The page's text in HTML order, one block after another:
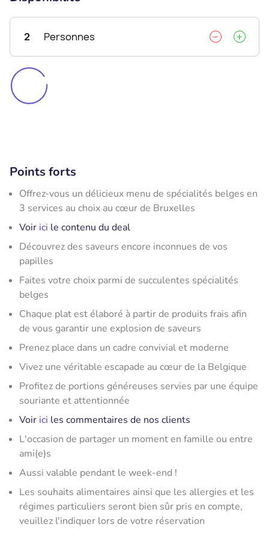
2 Personnes
Points forts
Offrez-vous un délicieux menu de spécialités belges en
3 services au choix au cœur de Bruxelles
Voir ici le contenu du deal
Découvrez des saveurs encore inconnues de vos
papilles
Faites votre choix parmi de succulentes spécialités
belges
Chaque plat est élaboré à partir de produits frais afin
de vous garantir une explosion de saveurs
Prenez place dans un cadre convivial et moderne
Vivez une véritable escapade au cœur de la Belgique
Profitez de portions généreuses servies par une équipe
souriante et attentionnée
Voir ici les commentaires de nos clients
L'occasion de partager un moment en famille ou entre
ami(e)s
Aussi valable pendant le week-end !
Les souhaits alimentaires ainsi que les allergies et les
régimes particuliers seront bien sûr pris en compte,
veuillez l'indiquer lors de votre réservation